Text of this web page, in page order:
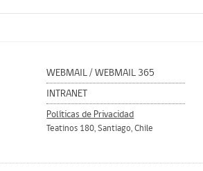
WEBMAIL /WEBMAIL 365
INTRANET
Políticas de Privacidad
Teatinos 180, Santiago, Chile